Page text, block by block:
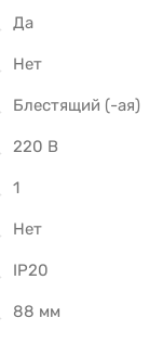
Да
Нет
Блестящий (-ая)
220 В
1
Нет
IP20
88 мм